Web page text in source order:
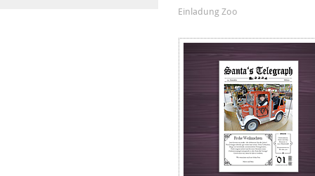
Einladung Zoo